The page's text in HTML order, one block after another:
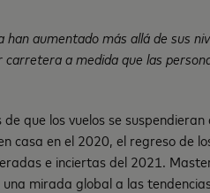
han aumentado más allá de sus
a medida que las
de que los vuelos se
casa en el 2020, el regreso de
e inciertas del 2021.
una mirada global a las